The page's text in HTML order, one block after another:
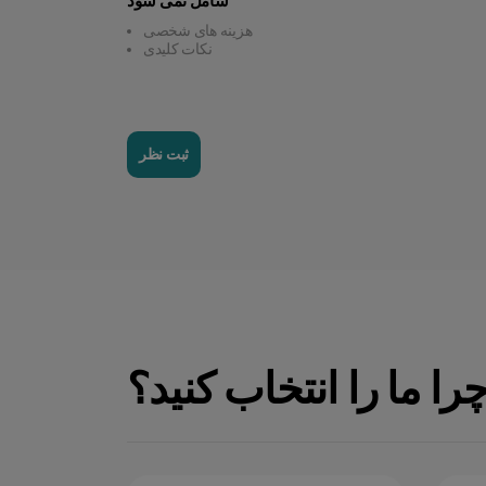
هزینه های شخصی
نکات کلیدی
ثبت نظر
ما را انتخاب کنید؟